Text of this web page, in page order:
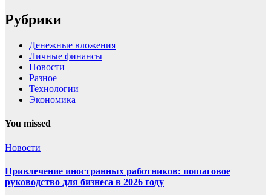
Рубрики
Денежные вложения
Личные финансы
Новости
Разное
Технологии
Экономика
You missed
Новости
Привлечение иностранных работников: пошаговое
руководство для бизнеса в 2026 году